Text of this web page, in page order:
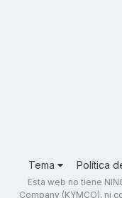
Tema Política
Esta web no tiene
Company (KYMCO), ni